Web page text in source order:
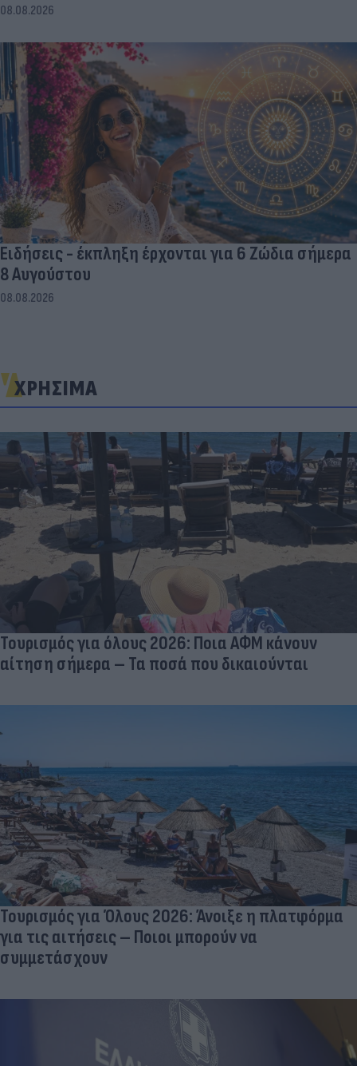
08.08.2026
Ειδήσεις - έκπληξη έρχονται για 6 Ζώδια σήμερα
8 Αυγούστου
08.08.2026
ΧΡΗΣΙΜΑ
Τουρισμός για όλους 2026: Ποια ΑΦΜ κάνουν
αίτηση σήμερα – Τα ποσά που δικαιούνται
Τουρισμός για Όλους 2026: Άνοιξε η πλατφόρμα
για τις αιτήσεις – Ποιοι μπορούν να
συμμετάσχουν